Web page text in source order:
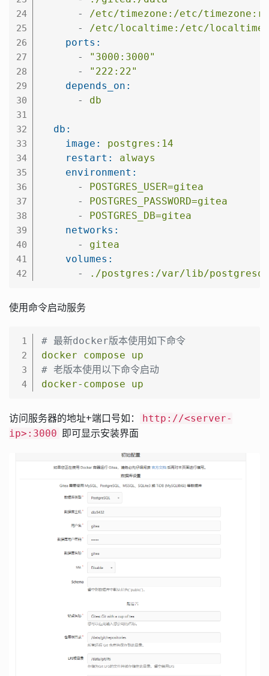
24
25
26
27
28
29
30
31
32
33
34
35
36
37
38
39
40
41
42
-
/etc/timezone:/etc/timezone:ro
-
/etc/localtime:/etc/
ports:
-
"3000:3000"
-
"222:22"
depends_on:
-
db
db:
image:
postgres:14
restart:
always
environment:
-
POSTGRES_USER=gitea
-
POSTGRES_PASSWORD=gitea
-
POSTGRES_DB=gitea
networks:
-
gitea
volumes:
-
./postgres:/var/lib/
使用命令启动服务
1
2
3
4
# 最新docker版本使用如下命令
docker
compose
up
# 老版本使用以下命令启动
docker-compose
up
访问服务器的地址+端口号如：
http://<server-
ip>:3000 即可显示安装界面